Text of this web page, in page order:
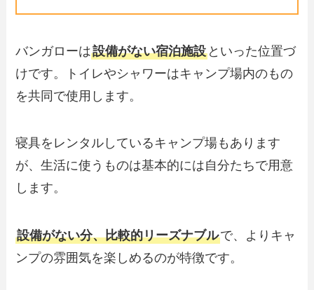
バンガローは設備がない宿泊施設 といった位置づ
けです。トイレやシャワーはキャンプ場内のもの
を共同で使用します。
寝具をレンタルしているキャンプ場もあります
が、生活に使うものは基本的には自分たちで用意
します。
設備がない分、比較的リーズナブルで、よりキャ
ンプの雰囲気を楽しめるのが特徴です。